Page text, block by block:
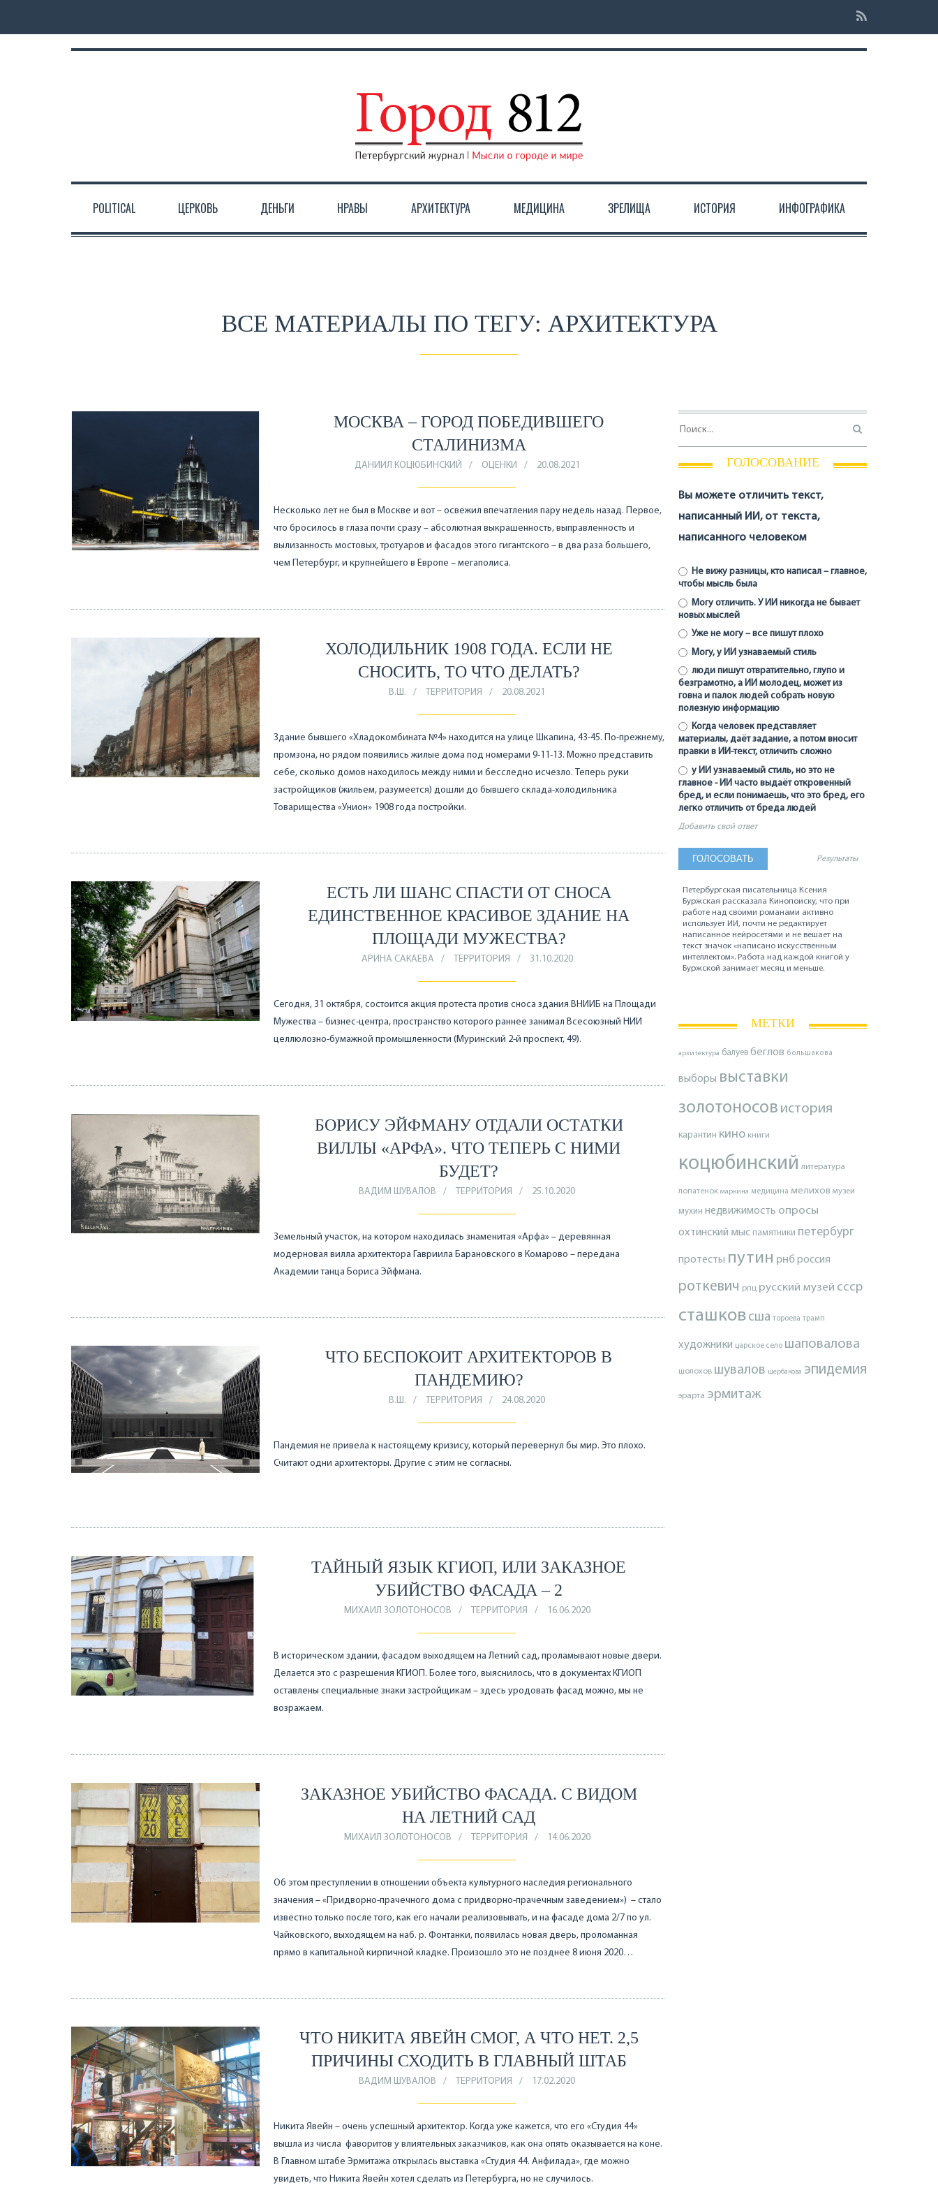
POLITICAL ЦЕРКОВЬ ДЕНЬГИ НРАВЫ АРХИТЕКТУРА МЕДИЦИНА ЗРЕЛИЩА ИСТОРИЯ ИНФОГРАФИКА
ВСЕ МАТЕРИАЛЫ ПО ТЕГУ: АРХИТЕКТУРА
МОСКВА – ГОРОД ПОБЕДИВШЕГО
СТАЛИНИЗМА
ДАНИИЛ КОЦЮБИНСКИЙ ОЦЕНКИ 20.08.2021
Несколько лет не был в Москве и вот – освежил впечатления пару недель назад. Первое,
что бросилось в глаза почти сразу – абсолютная выкрашенность, выправленность и
вылизанность мостовых, тротуаров и фасадов этого гигантского – в два раза большего,
чем Петербург, и крупнейшего в Европе – мегаполиса.
ХОЛОДИЛЬНИК 1908 ГОДА. ЕСЛИ НЕ
СНОСИТЬ, ТО ЧТО ДЕЛАТЬ?
В.Ш. ТЕРРИТОРИЯ 20.08.2021
Здание бывшего «Хладокомбината №4» находится на улице Шкапина, 43-45. По-прежнему,
промзона, но рядом появились жилые дома под номерами 9-11-13. Можно представить
себе, сколько домов находилось между ними и бесследно исчезло. Теперь руки
застройщиков (жильем, разумеется) дошли до бывшего склада-холодильника
Товарищества «Унион» 1908 года постройки.
ЕСТЬ ЛИ ШАНС СПАСТИ ОТ СНОСА
ЕДИНСТВЕННОЕ КРАСИВОЕ ЗДАНИЕ НА
ПЛОЩАДИ МУЖЕСТВА?
АРИНА САКАЕВА ТЕРРИТОРИЯ 31.10.2020
Сегодня, 31 октября, состоится акция протеста против сноса здания ВНИИБ на Площади
Мужества – бизнес-центра, пространство которого раннее занимал Всесоюзный НИИ
целлюлозно-бумажной промышленности (Муринский 2-й проспект, 49).
БОРИСУ ЭЙФМАНУ ОТДАЛИ ОСТАТКИ
ВИЛЛЫ «АРФА». ЧТО ТЕПЕРЬ С НИМИ
БУДЕТ?
ВАДИМ ШУВАЛОВ ТЕРРИТОРИЯ 25.10.2020
Земельный участок, на котором находилась знаменитая «Арфа» – деревянная
модерновая вилла архитектора Гавриила Барановского в Комарово – передана
Академии танца Бориса Эйфмана.
ЧТО БЕСПОКОИТ АРХИТЕКТОРОВ В
ПАНДЕМИЮ?
В.Ш. ТЕРРИТОРИЯ 24.08.2020
Пандемия не привела к настоящему кризису, который перевернул бы мир. Это плохо.
Считают одни архитекторы. Другие с этим не согласны.
ТАЙНЫЙ ЯЗЫК КГИОП, ИЛИ ЗАКАЗНОЕ
УБИЙСТВО ФАСАДА – 2
МИХАИЛ ЗОЛОТОНОСОВ ТЕРРИТОРИЯ 16.06.2020
В историческом здании, фасадом выходящем на Летний сад, проламывают новые двери.
Делается это с разрешения КГИОП. Более того, выяснилось, что в документах КГИОП
оставлены специальные знаки застройщикам – здесь уродовать фасад можно, мы не
возражаем.
ЗАКАЗНОЕ УБИЙСТВО ФАСАДА. С ВИДОМ
НА ЛЕТНИЙ САД
МИХАИЛ ЗОЛОТОНОСОВ ТЕРРИТОРИЯ 14.06.2020
Об этом преступлении в отношении объекта культурного наследия регионального
значения – «Придворно-прачечного дома с придворно-прачечным заведением») – стало
известно только после того, как его начали реализовывать, и на фасаде дома 2/7 по ул.
Чайковского, выходящем на наб. р. Фонтанки, появилась новая дверь, проломанная
прямо в капитальной кирпичной кладке. Произошло это не позднее 8 июня 2020…
ЧТО НИКИТА ЯВЕЙН СМОГ, А ЧТО НЕТ. 2,5
ПРИЧИНЫ СХОДИТЬ В ГЛАВНЫЙ ШТАБ
ВАДИМ ШУВАЛОВ ТЕРРИТОРИЯ 17.02.2020
Никита Явейн – очень успешный архитектор. Когда уже кажется, что его «Студия 44»
вышла из числа фаворитов у влиятельных заказчиков, как она опять оказывается на коне.
В Главном штабе Эрмитажа открылась выставка «Студия 44. Анфилада», где можно
увидеть, что Никита Явейн хотел сделать из Петербурга, но не случилось.
ГОЛОСОВАНИЕ
Вы можете отличить текст,
написанный ИИ, от текста,
написанного человеком
Не вижу разницы, кто написал – главное,
чтобы мысль была
Могу отличить. У ИИ никогда не бывает
новых мыслей
Уже не могу – все пишут плохо
Могу, у ИИ узнаваемый стиль
люди пишут отвратительно, глупо и
безграмотно, а ИИ молодец, может из
говна и палок людей собрать новую
полезную информацию
Когда человек представляет
материалы, даёт задание, а потом вносит
правки в ИИ-текст, отличить сложно
у ИИ узнаваемый стиль, но это не
главное - ИИ часто выдаёт откровенный
бред, и если понимаешь, что это бред, его
легко отличить от бреда людей
Добавить свой ответ
Результаты
Петербургская писательница Ксения
Буржская рассказала Кинопоиску, что при
работе над своими романами активно
использует ИИ, почти не редактирует
написанное нейросетями и не вешает на
текст значок «написано искусственным
интеллектом». Работа над каждой книгой у
Буржской занимает месяц и меньше.
МЕТКИ
архитектура балуев беглов большакова
выборы выставки
золотоносов история
карантин кино книги
коцюбинский литература
лопатенок маркина медицина мелихов музеи
мухин недвижимость опросы
охтинский мыс памятники петербург
протесты путин рнброссия
роткевич рпц русский музей ссср
сташков сша тороева трамп
художники царское село шаповалова
шолохов шувалов щербакова эпидемия
эрарта эрмитаж